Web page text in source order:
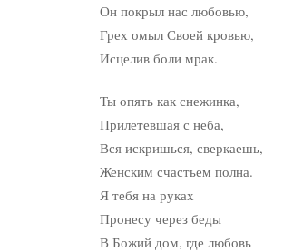
Он покрыл нас любовью,
Грех омыл Своей кровью,
Исцелив боли мрак.
Ты опять как снежинка,
Прилетевшая с неба,
Вся искришься, сверкаешь,
Женским счастьем полна.
Я тебя на руках
Пронесу через беды
В Божий дом, где любовь